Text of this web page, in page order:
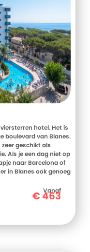
hotel. Het is
boulevard van Blanes.
geschikt als
Als je een dag niet op
naar Barcelona of
in Blanes ook genoeg
Vanaf
€463